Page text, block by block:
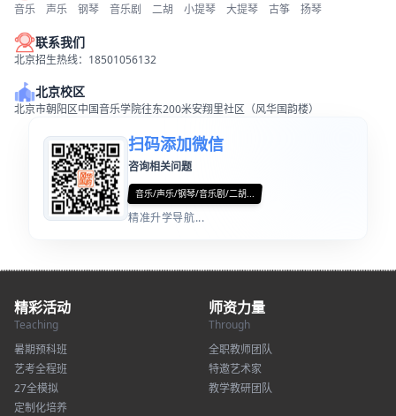
音乐 声乐 钢琴 音乐剧 二胡 小提琴 大提琴 古筝 扬琴
联系我们
北京招生热线：18501056132
北京校区
北京市朝阳区中国音乐学院往东200米安翔里社区（风华国韵楼）
扫码添加微信
咨询相关问题
音乐/声乐/钢琴/音乐剧/二胡...
精准升学导航...
精彩活动
Teaching
暑期预科班
艺考全程班
27全模拟
定制化培养
师资力量
Through
全职教师团队
特邀艺术家
教学教研团队